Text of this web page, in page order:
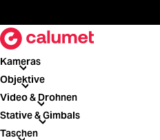
Kameras
Kameras
Objektive
Objektive
Video & Drohnen
Video & Drohnen
Stative & Gimbals
Stative & Gimbals
Taschen